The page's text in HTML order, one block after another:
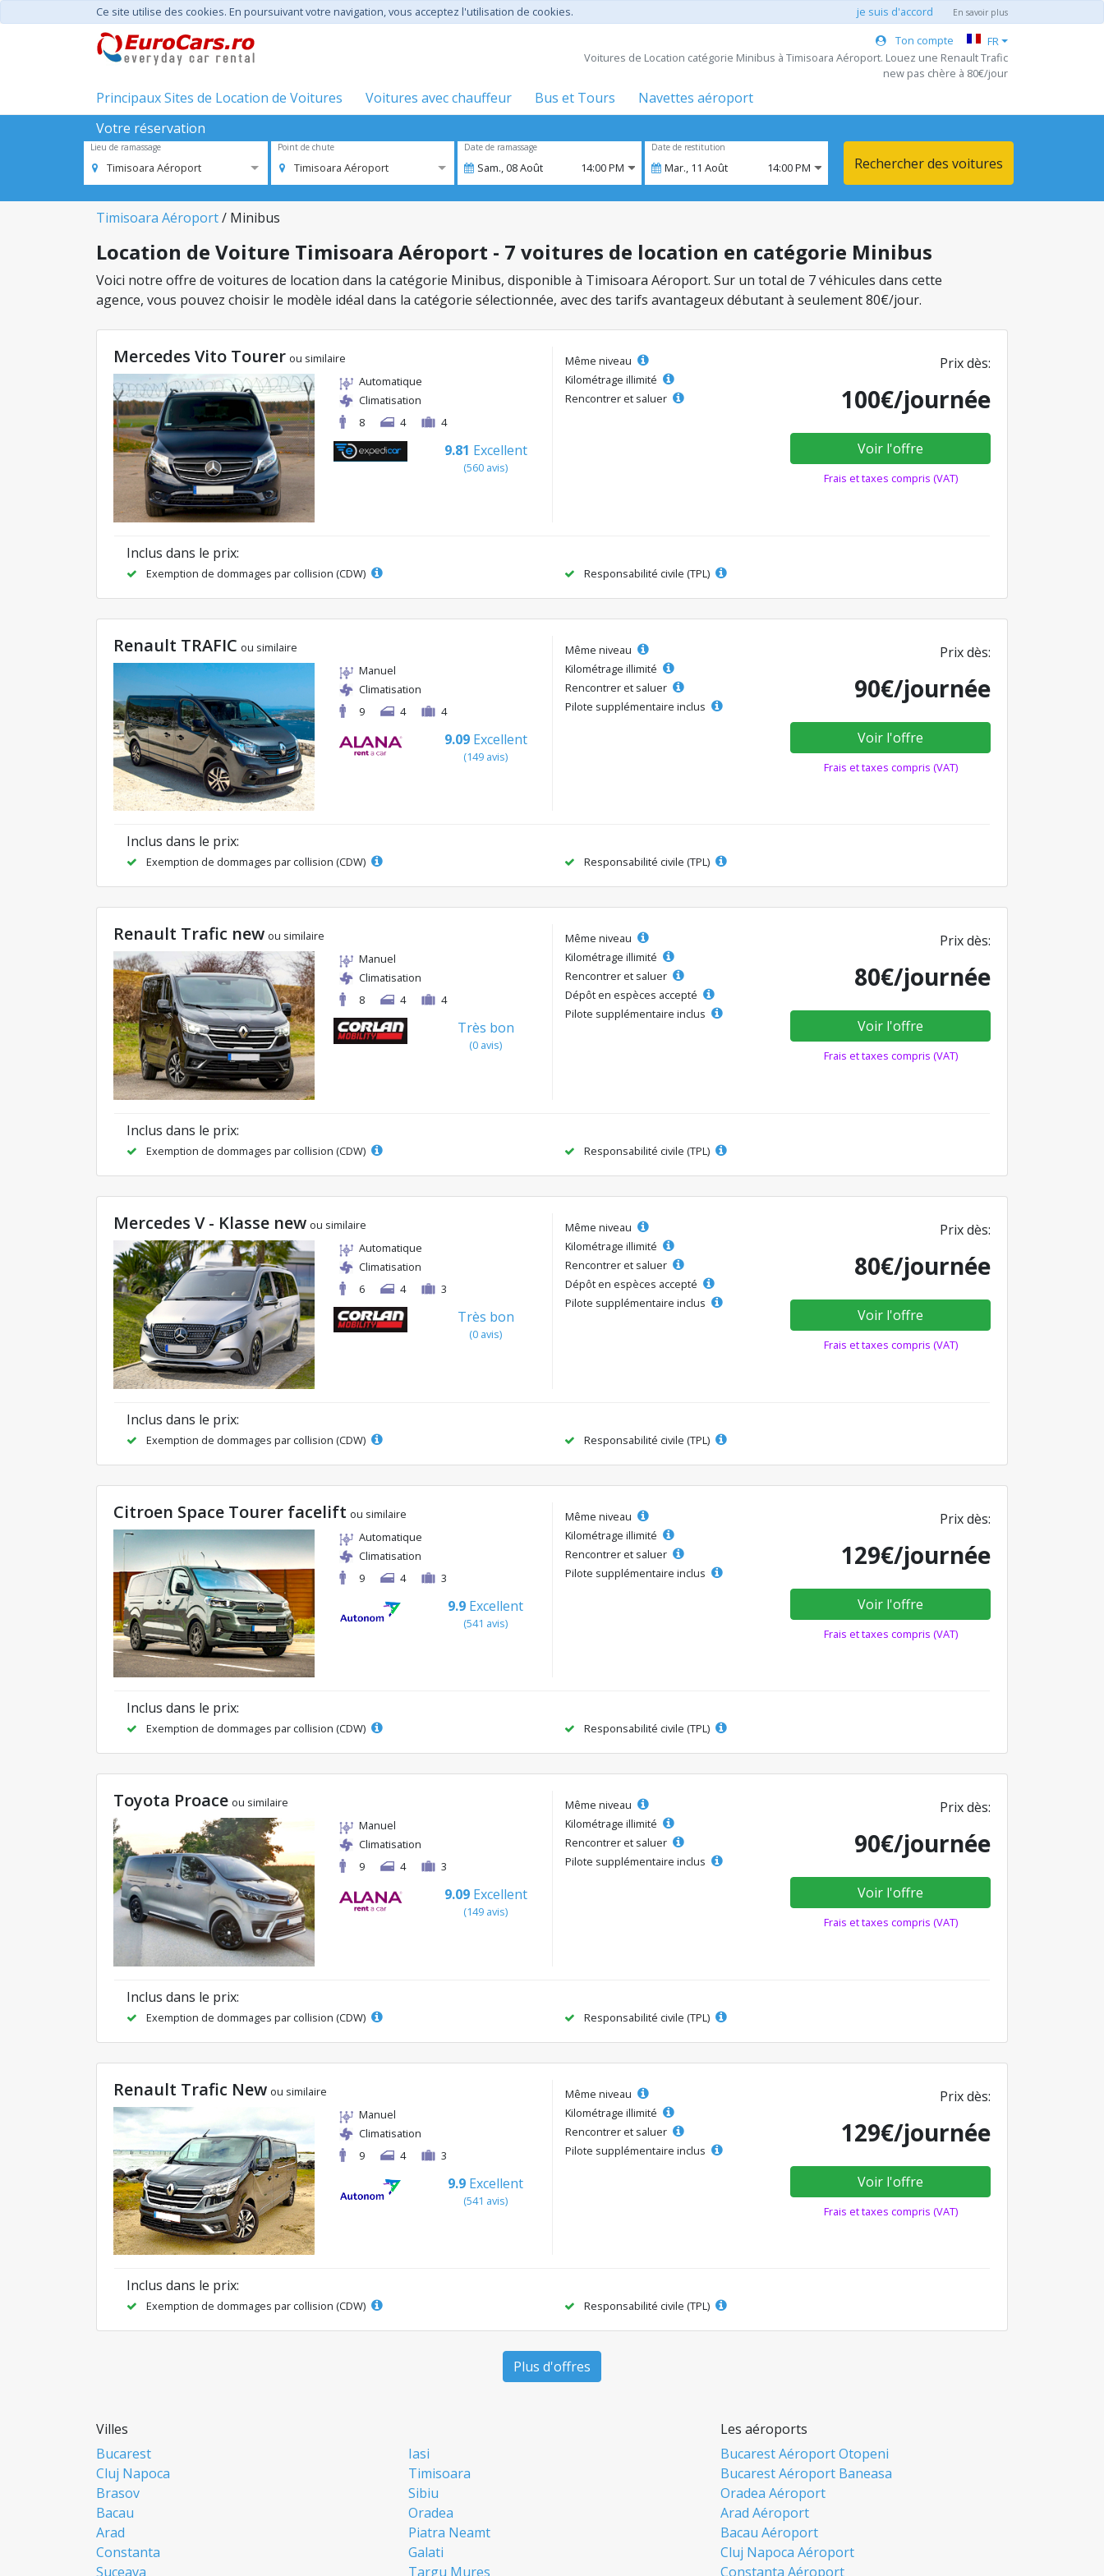
Ce site utilise des cookies. En poursuivant votre navigation, vous acceptez l'utilisation de cookies. je suis d'accord En savoir plus
Ton compte
FR
Voitures de Location catégorie Minibus à Timisoara Aéroport. Louez une Renault Trafic
new pas chère à 80€/jour
Principaux Sites de Location de Voitures Voitures avec chauffeur Bus et Tours
Navettes aéroport
Votre réservation
Lieu de ramassage
Timisoara Aéroport
Point de chute
Timisoara Aéroport
Date de ramassage
Sam.,08Août 14:00 PM
Date de restitution
Mar., 11 Août 14:00 PM Rechercher des voitures
Timisoara Aéroport/ Minibus
Location de Voiture Timisoara Aéroport - 7 voitures de location en catégorie Minibus
Voici notre offre de voitures de location dans la catégorie Minibus, disponible à Timisoara Aéroport. Sur un total de 7 véhicules dans cette
agence, vous pouvez choisir le modèle idéal dans la catégorie sélectionnée, avec des tarifs avantageux débutant à seulement 80€/jour.
Mercedes Vito Tourer ou similaire
Automatique
Climatisation
8
4 4
9.81 Excellent
(560 avis)
Même niveau
Kilométrage illimité
Rencontrer et saluer
Prix dès:
100€/journée
Voir l'offre
Frais et taxes compris (VAT)
Inclus dans le prix:
Exemption de dommages par collision (CDW) Responsabilité civile (TPL)
Renault TRAFIC ou similaire
Manuel
Climatisation
9
4 4
9.09 Excellent
(149 avis)
Même niveau
Kilométrage illimité
Rencontrer et saluer
Pilote supplémentaire inclus
Prix dès:
90€/journée
Voir l'offre
Frais et taxes compris (VAT)
Inclus dans le prix:
Exemption de dommages par collision (CDW) Responsabilité civile (TPL)
Renault Trafic new ou similaire
Manuel
Climatisation
8
4 4
Très bon
(0 avis)
Même niveau
Kilométrage illimité
Rencontrer et saluer
Dépôt en espèces accepté
Pilote supplémentaire inclus
Prix dès:
80€/journée
Voir l'offre
Frais et taxes compris (VAT)
Inclus dans le prix:
Exemption de dommages par collision (CDW) Responsabilité civile (TPL)
Mercedes V - Klasse new ou similaire
Automatique
Climatisation
6
4 3
Très bon
(0 avis)
Même niveau
Kilométrage illimité
Rencontrer et saluer
Dépôt en espèces accepté
Pilote supplémentaire inclus
Prix dès:
80€/journée
Voir l'offre
Frais et taxes compris (VAT)
Inclus dans le prix:
Exemption de dommages par collision (CDW) Responsabilité civile (TPL)
Citroen Space Tourer facelift ou similaire
Automatique
Climatisation
9
4 3
9.9 Excellent
(541 avis)
Même niveau
Kilométrage illimité
Rencontrer et saluer
Pilote supplémentaire inclus
Prix dès:
129€/journée
Voir l'offre
Frais et taxes compris (VAT)
Inclus dans le prix:
Exemption de dommages par collision (CDW) Responsabilité civile (TPL)
Toyota Proace ou similaire
Manuel
Climatisation
9
4 3
9.09 Excellent
(149 avis)
Même niveau
Kilométrage illimité
Rencontrer et saluer
Pilote supplémentaire inclus
Prix dès:
90€/journée
Voir l'offre
Frais et taxes compris (VAT)
Inclus dans le prix:
Exemption de dommages par collision (CDW) Responsabilité civile (TPL)
Renault Trafic New ou similaire
Manuel
Climatisation
9
4 3
9.9 Excellent
(541 avis)
Même niveau
Kilométrage illimité
Rencontrer et saluer
Pilote supplémentaire inclus
Prix dès:
129€/journée
Voir l'offre
Frais et taxes compris (VAT)
Inclus dans le prix:
Exemption de dommages par collision (CDW) Responsabilité civile (TPL)
Plus d'offres
Villes
Bucarest
Iasi
Cluj Napoca
Timisoara
Brasov
Sibiu
Bacau
Oradea
Arad
Piatra Neamt
Constanta
Galati
Suceava
Targu Mures
Les aéroports
Bucarest Aéroport Otopeni
Bucarest Aéroport Baneasa
Oradea Aéroport
Arad Aéroport
Bacau Aéroport
Cluj Napoca Aéroport
Constanta Aéroport